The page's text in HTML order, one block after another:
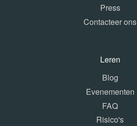
Press
Contacteer ons
Leren
Blog
Evenementen
FAQ
Risico's